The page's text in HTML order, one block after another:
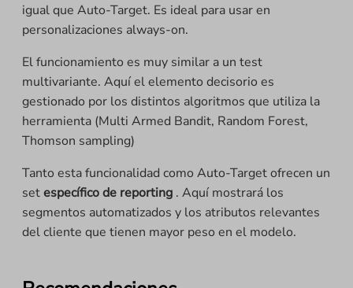
igual que Auto-Target. Es ideal para usar en
personalizaciones always-on.
El funcionamiento es muy similar a un test
multivariante. Aquí el elemento decisorio es
gestionado por los distintos algoritmos que utiliza la
herramienta (Multi Armed Bandit, Random Forest,
Thomson sampling)
Tanto esta funcionalidad como Auto-Target ofrecen un
setespecífico de reporting . Aquí mostrará los
segmentos automatizados y los atributos relevantes
del cliente que tienen mayor peso en el modelo.